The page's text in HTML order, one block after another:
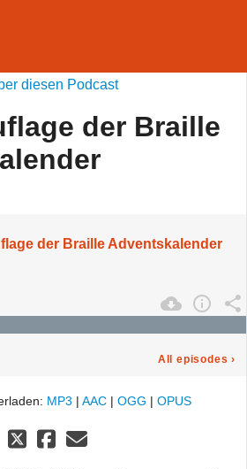
diesen Podcast
der Braille
der Braille Adventskalender
All episodes ›
MP3 | AAC | OGG | OPUS